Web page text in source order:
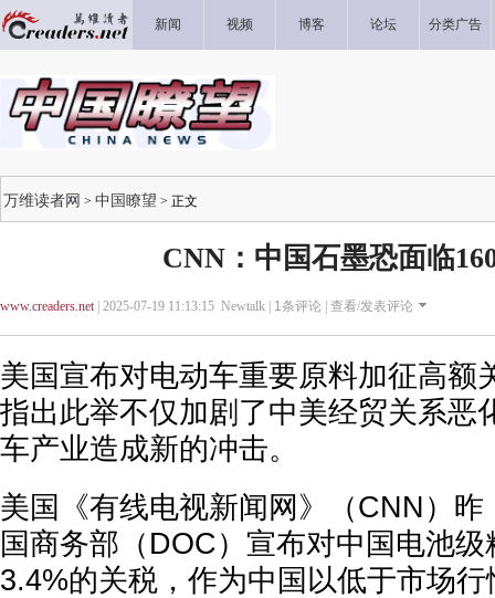
新闻 视频 博客 论坛 分类广告
万维读者网 > 中国瞭望 > 正文
CNN：中国石墨恐面临
www.creaders.net| 2025-07-19 11:13:15 Newtalk | 1条评论 | 查看/发表评论
美国宣布对电动车重要原料加征高额
指出此举不仅加剧了中美经贸关系恶
车产业造成新的冲击。
美国《有线电视新闻网》（CNN）
国商务部（DOC）宣布对中国电池
3.4%的关税，作为中国以低于市场